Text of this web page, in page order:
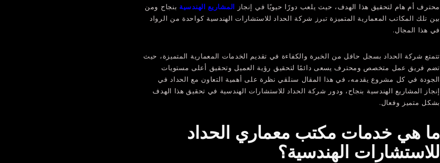
محترف أم هام لتحقيق هذا الهدف، حيث يلعب دورًا حيويًا في إنجاز المشاريع الهندسية بنجاح ومن
بين تلك المكاتب المعمارية المتميزة تبرز شركة الحداد للاستشارات الهندسية كواحدة من الرواد
في هذا المجال.
تتمتع شركة الحداد بسجل حافل من الخبرة والكفاءة في تقديم الخدمات المعمارية المتميزة، حيث
تضم فريق عمل متخصص ومحترف يسعى دائمًا لتحقيق رؤية العميل وتحقيق أعلى مستويات
الجودة في كل مشروع يقدمه، في هذا المقال سنلقي نظرة على أهمية التعاون مع الحداد في
إنجاز المشاريع الهندسية بنجاح، ودور شركة الحداد للاستشارات الهندسية في تحقيق هذا الهدف
بشكل متميز وفعال.
ما هي خدمات مكتب معماري الحداد
للاستشارات الهندسية؟